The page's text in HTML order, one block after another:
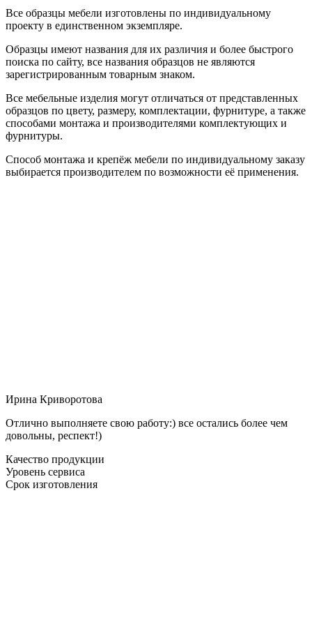
Все образцы мебели изготовлены по индивидуальному
проекту в единственном экземпляре.
Образцы имеют названия для их различия и более быстрого
поиска по сайту, все названия образцов не являются
зарегистрированным товарным знаком.
Все мебельные изделия могут отличаться от представленных
образцов по цвету, размеру, комплектации, фурнитуре, а также
способами монтажа и производителями комплектующих и
фурнитуры.
Способ монтажа и крепёж мебели по индивидуальному заказу
выбирается производителем по возможности её применения.
Ирина Криворотова
Отлично выполняете свою работу:) все остались более чем
довольны, респект!)
Качество продукции
Уровень сервиса
Срок изготовления